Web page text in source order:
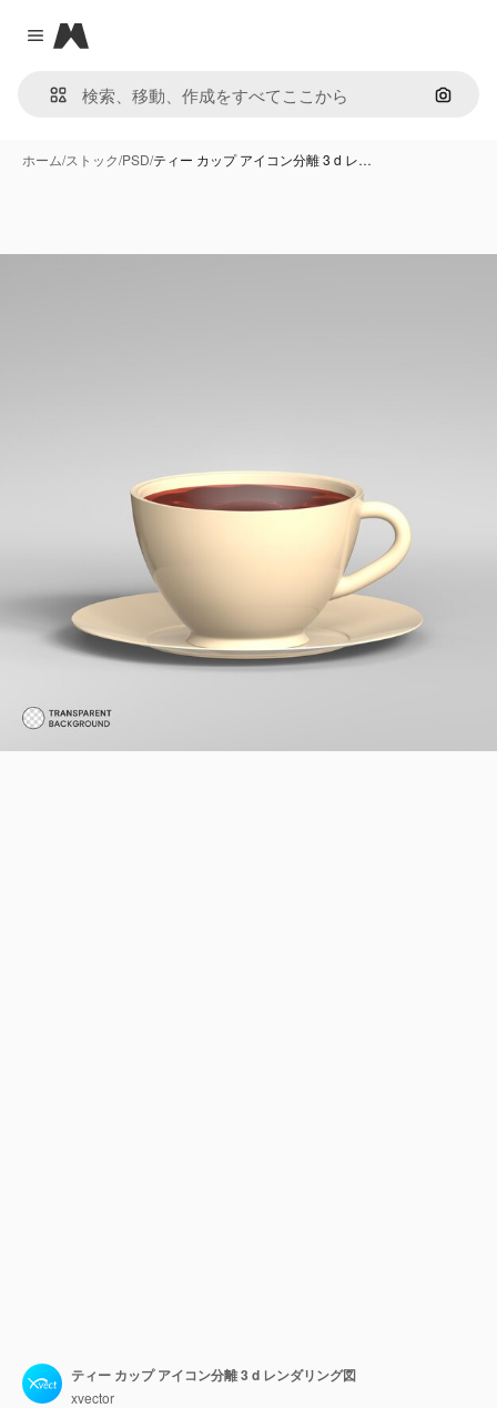
Close menu
Magnific
画像で
ホーム/ストック/PSD/ティー カップ アイコン分離 3 d レ…
ティー カップ アイコン分離 3 d レンダリング図
xvector